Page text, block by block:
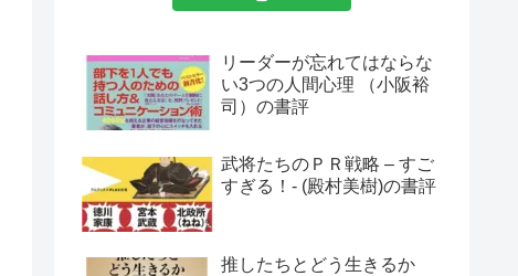
リーダーが忘れてはならな
い3つの人間心理 （小阪裕
司）の書評
武将たちのＰＲ戦略 – すご
すぎる！- (殿村美樹)の書評
推したちとどう生きるか